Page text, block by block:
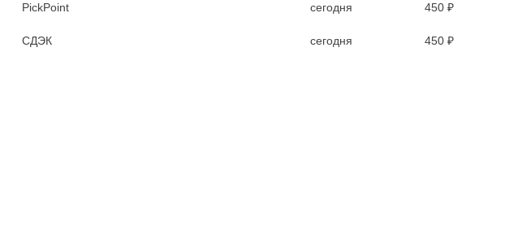
PickPoint сегодня 450 ₽
СДЭК сегодня 450 ₽